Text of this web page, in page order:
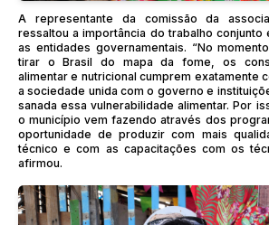
A representante da comissão da
ressaltou a importância do trabalho conjunto
as entidades governamentais. “No
tirar o Brasil do mapa da fome, os
alimentar e nutricional cumprem exatamente
a sociedade unida com o governo e
sanada essa vulnerabilidade alimentar. Por
o município vem fazendo através dos
oportunidade de produzir com mais
técnico e com as capacitações com os
afirmou.